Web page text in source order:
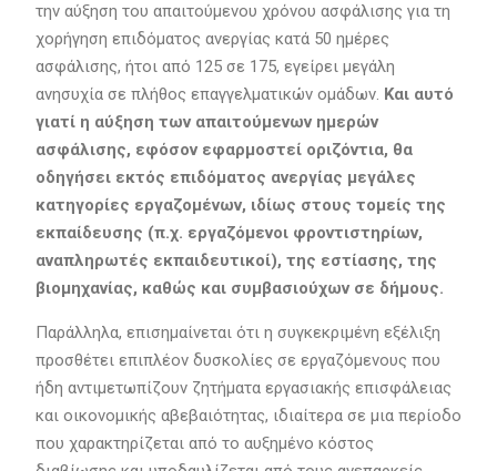
την αύξηση του απαιτούμενου χρόνου ασφάλισης για τη
χορήγηση επιδόματος ανεργίας κατά 50 ημέρες
ασφάλισης, ήτοι από 125 σε 175, εγείρει μεγάλη
ανησυχία σε πλήθος επαγγελματικών ομάδων. Και αυτό
γιατί η αύξηση των απαιτούμενων ημερών
ασφάλισης, εφόσον εφαρμοστεί οριζόντια, θα
οδηγήσει εκτός επιδόματος ανεργίας μεγάλες
κατηγορίες εργαζομένων, ιδίως στους τομείς της
εκπαίδευσης (π.χ. εργαζόμενοι φροντιστηρίων,
αναπληρωτές εκπαιδευτικοί), της εστίασης, της
βιομηχανίας, καθώς και συμβασιούχων σε δήμους.
Παράλληλα, επισημαίνεται ότι η συγκεκριμένη εξέλιξη
προσθέτει επιπλέον δυσκολίες σε εργαζόμενους που
ήδη αντιμετωπίζουν ζητήματα εργασιακής επισφάλειας
και οικονομικής αβεβαιότητας, ιδιαίτερα σε μια περίοδο
που χαρακτηρίζεται από το αυξημένο κόστος